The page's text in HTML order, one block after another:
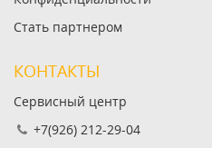
Стать партнером
КОНТАКТЫ
Сервисный центр
+7(926) 212-29-04